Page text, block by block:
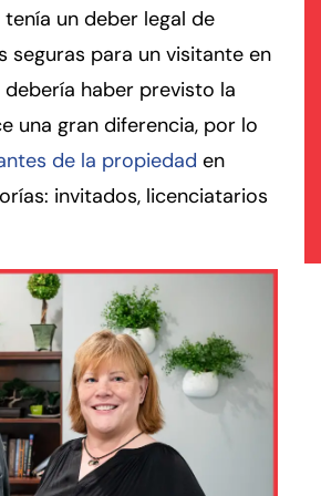
un deber legal de
seguras para un visitante en
haber previsto la
una gran diferencia, por lo
de la propiedad en
invitados, licenciatarios